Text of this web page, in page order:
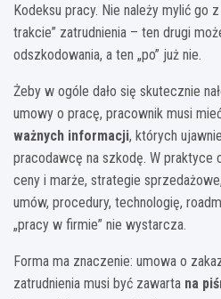
Kodeksu pracy. Nie należy mylić go
trakcie” zatrudnienia – ten drugi
odszkodowania, a ten „po” już nie.
Żeby w ogóle dało się skutecznie
umowy o pracę, pracownik musi
ważnych informacji, których
pracodawcę na szkodę. W praktyce
ceny i marże, strategie
umów, procedury, technologię,
„pracy w firmie” nie wystarcza.
Forma ma znaczenie: umowa o
zatrudnienia musi być zawarta na